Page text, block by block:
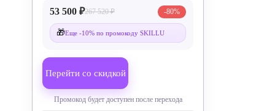
53 500 ₽267 520 ₽ -80%
🎁Еще -10% по промокоду SKILLU
Перейти со скидкой
Промокод будет доступен после перехода